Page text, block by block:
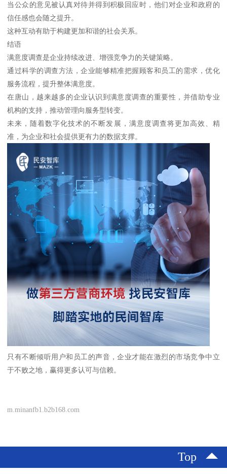
当公众的意见被认真对待并得到积极回应时，他们对企业和政府的
信任感也会随之提升。
这种互动有助于构建更加和谐的社会关系。
结语
满意度调查是企业持续改进、增强竞争力的关键策略。
通过科学的调查方法，企业能够精准把握顾客和员工的需求，优化
服务流程，提升整体满意度。
在唐山，越来越多的企业认识到满意度调查的重要性，并借助专业
机构的支持，推动管理向服务型转变。
未来，随着数字化技术的不断发展，满意度调查将更加高效、精
准，为企业和社会提供更有力的数据支撑。
只有不断倾听用户和员工的声音，企业才能在激烈的市场竞争中立
于不败之地，赢得更多认可与信赖。
m.minanfb1.b2b168.com
Top